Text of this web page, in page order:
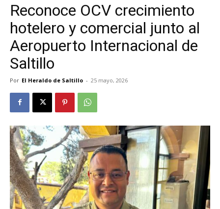
Reconoce OCV crecimiento
hotelero y comercial junto al
Aeropuerto Internacional de
Saltillo
Por El Heraldo de Saltillo - 25 mayo, 2026